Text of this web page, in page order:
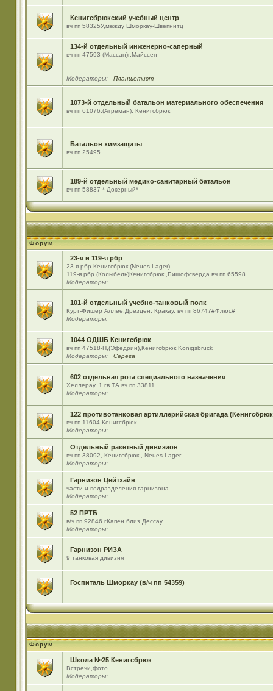
Кенигсбрюкский учебный центр
вч пп 58325У,между Шморкау-Швепнитц
134-й отдельный инженерно-саперный
вч пп 47593 (Массан)г.Майссен
Модераторы: Планшетист
1073-й отдельный батальон материального обеспечения
вч пп 61076,(Агреман), Кенигсбрюк
Батальон химзащиты
вч.пп 25495
189-й отдельный медико-санитарный батальон
вч пп 58837 * Докерный*
Форум
23-я и 119-я рбр
23-я рбр Кенигсбрюк (Neues Lager)
119-я рбр (Колыбель)Кенигсбрюк ,Бишофсверда вч пп 65598
Модераторы:
101-й отдельный учебно-танковый полк
Курт-Фишер Аллее,Дрезден, Кракау, вч пп 86747#Флюс#
Модераторы:
1044 ОДШБ Кенигсбрюк
вч пп 47518-Н,(Эфедрин),Кенигсбрюк,Konigsbruck
Модераторы:
Серёга
602 отдельная рота специального назначения
Хеллерау. 1 гв ТА вч пп 33811
Модераторы:
122 противотанковая артиллерийская бригада
вч пп 11604 Кенигсбрюк
Модераторы:
Отдельный ракетный дивизион
вч пп 38092, Кенигсбрюк , Neues Lager
Модераторы:
Гарнизон Цейтхайн
части и подразделения гарнизона
Модераторы:
52 ПРТБ
в/ч пп 92846 гКапен близ Дессау
Модераторы:
Гарнизон РИЗА
9 танковая дивизия
Госпиталь Шморкау (в/ч пп 54359)
Форум
Школа №25 Кенигсбрюк
Встречи,фото...
Модераторы: